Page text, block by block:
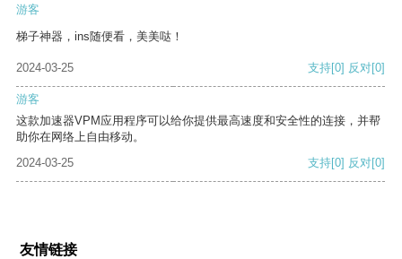
游客
梯子神器，ins随便看，美美哒！
2024-03-25 支持[0] 反对[0]
游客
这款加速器VPM应用程序可以给你提供最高速度和安全性的连接，并帮
助你在网络上自由移动。
2024-03-25
支持[0] 反对[0]
友情链接